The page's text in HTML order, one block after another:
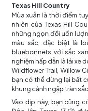
Texas Hill Country
Mùa xuân là thời điểm
nhiên của Texas Hill
những ngọn đồi uốn
màu sắc, đặc biệt là
bluebonnets với sắc
nghiệm hấp dẫn là lái xe
Wildflower Trail, Willow
bạn có thể dừng lại bất
khung cảnh ngập tràn sắc
Vào dịp này, bạn cũng